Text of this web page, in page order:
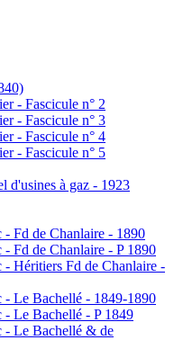
- Fascicule n° 2
- Fascicule n° 3
- Fascicule n° 4
- Fascicule n° 5
d'usines à gaz - 1923
Fd de Chanlaire - 1890
Fd de Chanlaire - P 1890
Héritiers Fd de Chanlaire -
- Le Bachellé - 1849-1890
Le Bachellé - P 1849
- Le Bachellé & de